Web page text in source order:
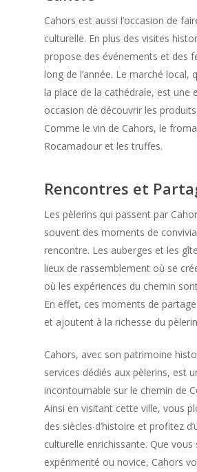
Cahors est aussi l’occasion de
culturelle. En plus des visites
propose des événements et des
long de l’année. Le marché local,
la place de la cathédrale, est une
occasion de découvrir les
Comme le vin de Cahors, le
Rocamadour et les truffes.
Rencontres et
Les pèlerins qui passent par
souvent des moments de
rencontre. Les auberges et les
lieux de rassemblement où se
où les expériences du chemin
En effet, ces moments de
et ajoutent à la richesse du
Cahors, avec son patrimoine
services dédiés aux pèlerins, est
incontournable sur le chemin de
Ainsi en visitant cette ville, vous
des siècles d’histoire et profitez
culturelle enrichissante. Que vous
expérimenté ou novice, Cahors